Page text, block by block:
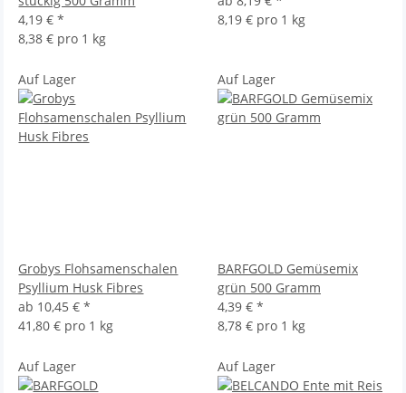
4,19 €*
8,38 € pro 1 kg
8,19 € pro 1 kg
Auf Lager
Grobys Flohsamenschalen
Psyllium Husk Fibres
ab 10,45 €*
41,80 € pro 1 kg
Auf Lager
BARFGOLD Gemüsemix
grün 500 Gramm
4,39 € *
8,78 € pro 1 kg
Auf Lager Auf Lager